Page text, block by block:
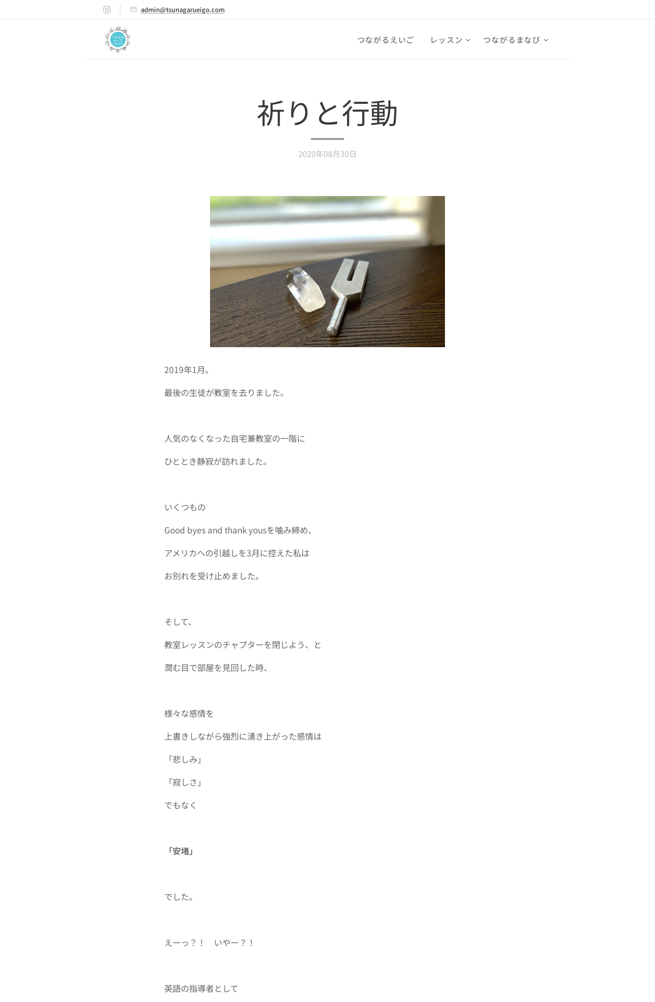
admin@tsunagarueigo.com
つながるえいご レッスン つながるまなび
祈りと行動
2020年08月30日
2019年1月。
最後の生徒が教室を去りました。
人気のなくなった自宅兼教室の一階に
ひととき静寂が訪れました。
いくつもの
Good byes and thank yousを噛み締め、
アメリカへの引越しを3月に控えた私は
お別れを受け止めました。
そして、
教室レッスンのチャプターを閉じよう、と
潤む目で部屋を見回した時、
様々な感情を
上書きしながら強烈に湧き上がった感情は
「悲しみ」
「寂しさ」
でもなく
「安堵」
でした。
えーっ？！ いやー？！
英語の指導者として